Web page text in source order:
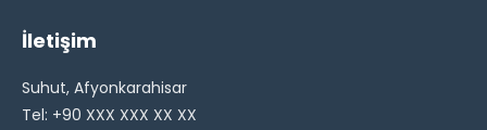
İletişim
Suhut, Afyonkarahisar
Tel: +90 XXX XXX XX XX